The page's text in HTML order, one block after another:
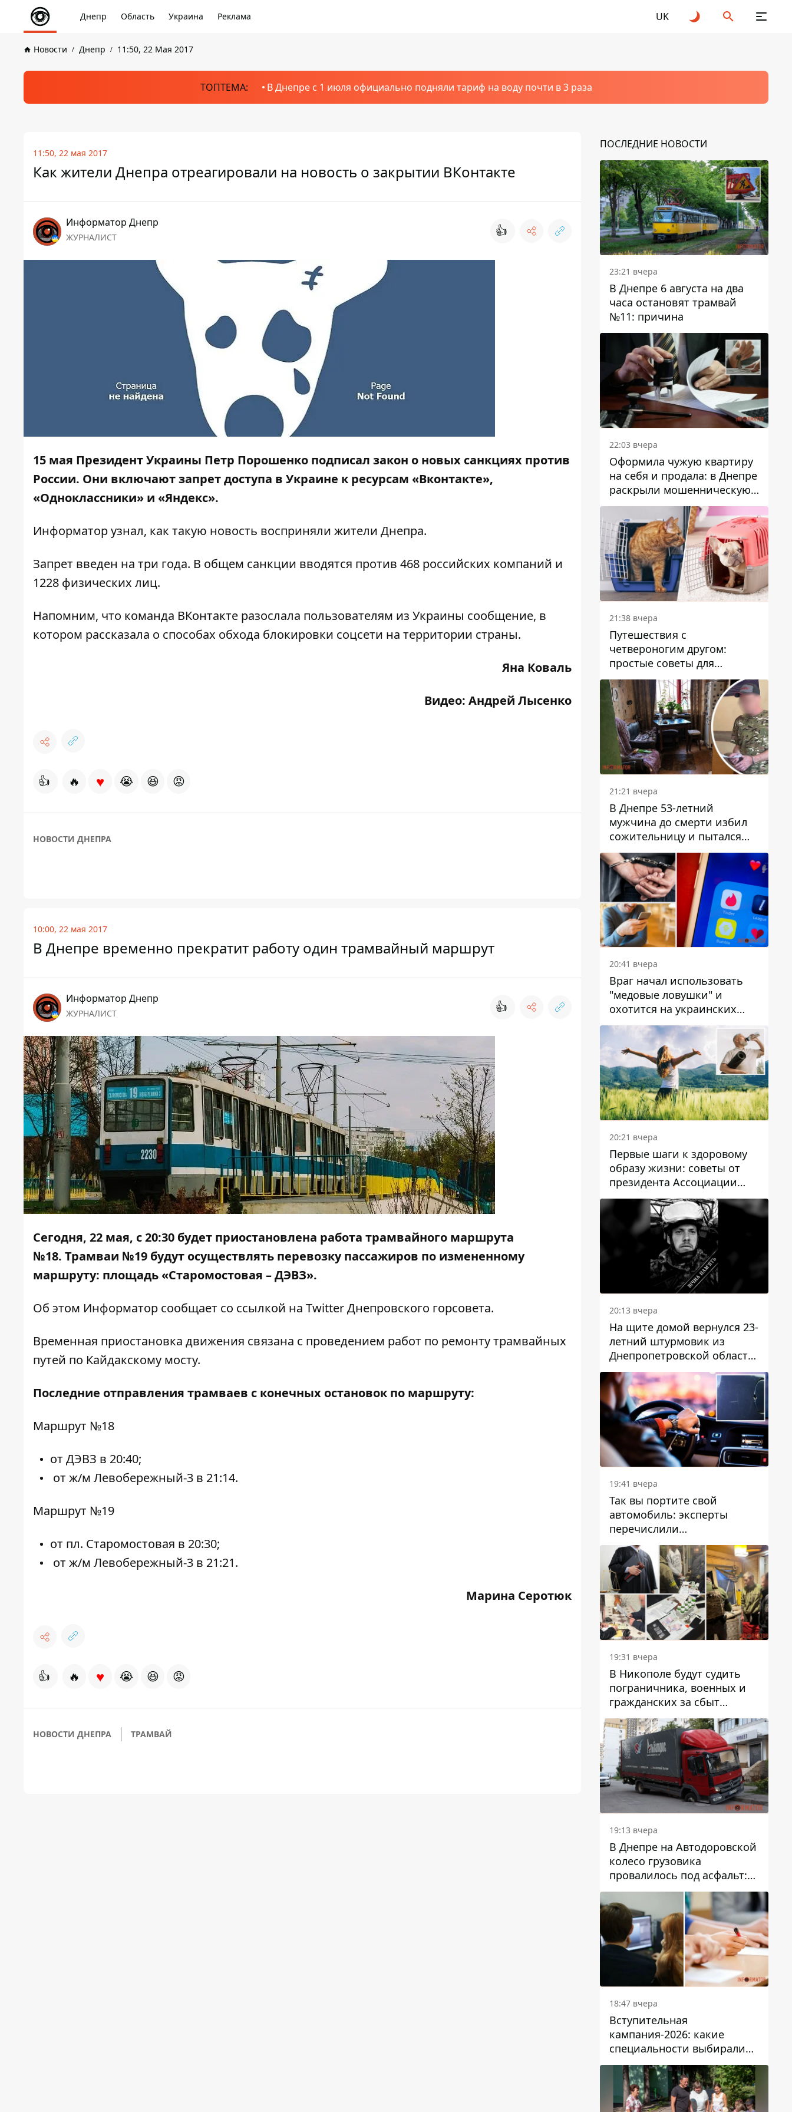
Днепр Область Украина Реклама UK
Новости Днепр 11:50, 22 Мая 2017
ТОПТЕМА: В Днепре с 1 июля официально подняли тариф на воду почти в 3 раза
11:50, 22 мая 2017
Как жители Днепра отреагировали на новость о закрытии ВКонтакте
Информатор Днепр
ЖУРНАЛИСТ 👍
15 мая Президент Украины Петр Порошенко подписал закон о новых санкциях против
России. Они включают запрет доступа в Украине к ресурсам «Вконтакте»,
«Одноклассники» и «Яндекс».
Информаторузнал, как такую новость восприняли жители Днепра.
Запрет введен на три года. В общем санкции вводятся против 468 российских компаний и
1228 физических лиц.
Напомним, что команда ВКонтакте разослала пользователям из Украины сообщение, в
котором рассказала о способах обхода блокировки соцсети на территории страны.
Яна Коваль
Видео: Андрей Лысенко
👍 🔥 ♥ 😭 😆 😡
НОВОСТИ ДНЕПРА
10:00, 22 мая 2017
В Днепре временно прекратит работу один трамвайный маршрут
Информатор Днепр
ЖУРНАЛИСТ 👍
Сегодня, 22 мая, с 20:30 будет приостановлена работа трамвайного маршрута
№18. Трамваи №19 будут осуществлять перевозку пассажиров по измененному
маршруту: площадь «Старомостовая – ДЭВЗ».
Об этом Информатор сообщает со ссылкой на TwitterДнепровского горсовета.
Временная приостановка движения связана с проведением работ по ремонту трамвайных
путей по Кайдакскому мосту.
Последние отправления трамваев с конечных остановок по маршруту:
Маршрут №18
от ДЭВЗ в 20:40;
от ж/м Левобережный-3 в 21:14.
Маршрут №19
от пл. Старомостовая в 20:30;
от ж/м Левобережный-3 в 21:21.
Марина Серотюк
👍 🔥 ♥ 😭 😆 😡
НОВОСТИ ДНЕПРА ТРАМВАЙ
ПОСЛЕДНИЕ НОВОСТИ
23:21 вчера
В Днепре 6 августа на два
часа остановят трамвай
№11: причина
22:03 вчера
Оформила чужую квартиру
на себя и продала: в Днепре
раскрыли мошенническую
схему с недвижимостью
21:38 вчера
Путешествия с
четвероногим другом:
простые советы для
поездок с животными
21:21 вчера
В Днепре 53-летний
мужчина до смерти избил
сожительницу и пытался
скрыть преступление:
детали
20:41 вчера
Враг начал использовать
"медовые ловушки" и
охотится на украинских
военнослужащих
20:21 вчера
Первые шаги к здоровому
образу жизни: советы от
президента Ассоциации
диетологов Украины
20:13 вчера
На щите домой вернулся 23-
летний штурмовик из
Днепропетровской области
Богдан Бескровный
19:41 вчера
Так вы портите свой
автомобиль: эксперты
перечислили
распространенные
привычки водителей,
которые на самом деле
вредят машине
19:31 вчера
В Никополе будут судить
пограничника, военных и
гражданских за сбыт
психотропов
19:13 вчера
В Днепре на Автодоровской
колесо грузовика
провалилось под асфальт:
движение заблокировано
18:47 вчера
Вступительная
кампания-2026: какие
специальности выбирали
абитуриенты в Украине